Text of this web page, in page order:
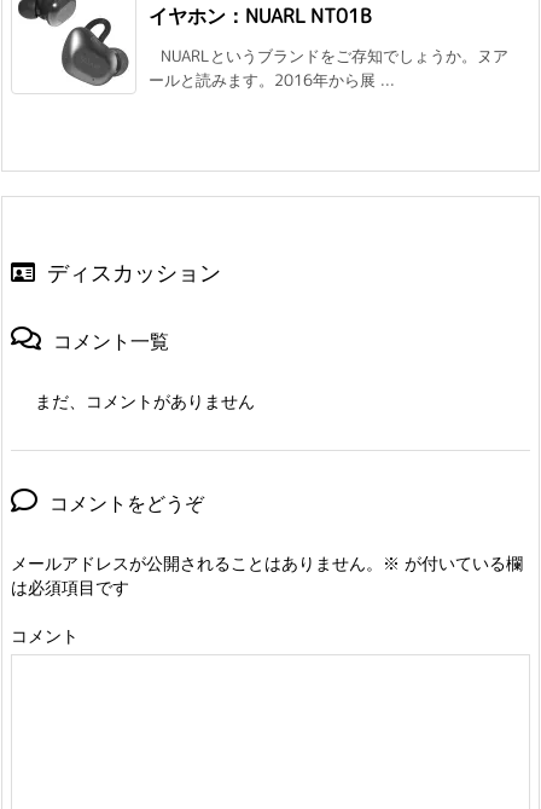
イヤホン：NUARL NT01B
NUARLというブランドをご存知でしょうか。ヌア
ールと読みます。2016年から展 ...
ディスカッション
コメント一覧
まだ、コメントがありません
コメントをどうぞ
メールアドレスが公開されることはありません。 ※ が付いている欄
は必須項目です
コメント